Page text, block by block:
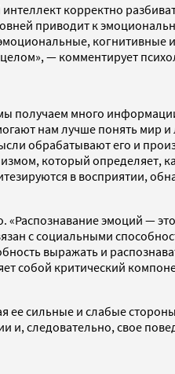
корректно
приводит к
— комментирует
получаем много
нам лучше понять мир
обрабатывают его и
который определяет,
в восприятии,
эмоций —
с социальными
выражать и
собой критический
ее сильные и слабые
и, следовательно, свое